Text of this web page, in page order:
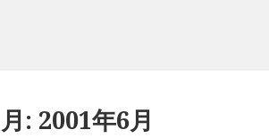
月: 2001年6月